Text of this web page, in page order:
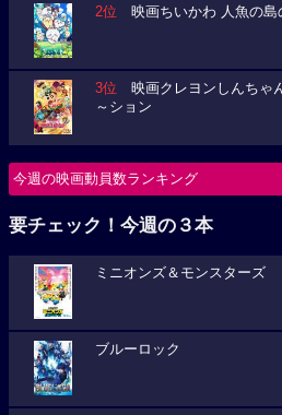
2位 映画ちいかわ 人魚の島
3位 映画クレヨンしんちゃ
～ション
今週の映画動員数ランキング
要チェック！今週の３本
ミニオンズ＆モンスターズ
ブルーロック